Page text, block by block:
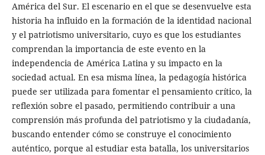
América del Sur. El escenario en el que se desenvuelve esta
historia ha influido en la formación de la identidad nacional
y el patriotismo universitario, cuyo es que los estudiantes
comprendan la importancia de este evento en la
independencia de América Latina y su impacto en la
sociedad actual. En esa misma línea, la pedagogía histórica
puede ser utilizada para fomentar el pensamiento crítico, la
reflexión sobre el pasado, permitiendo contribuir a una
comprensión más profunda del patriotismo y la ciudadanía,
buscando entender cómo se construye el conocimiento
auténtico, porque al estudiar esta batalla, los universitarios